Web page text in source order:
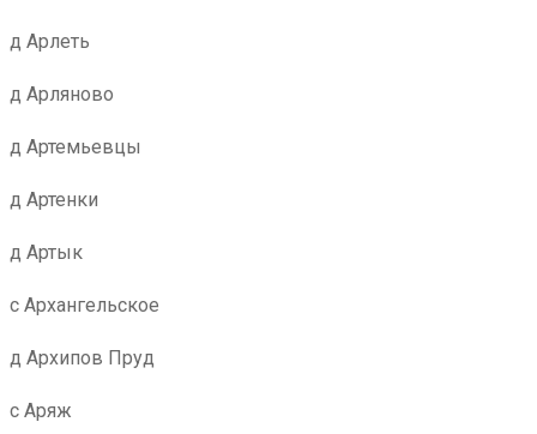
д Арлеть
д Арляново
д Артемьевцы
д Артенки
д Артык
с Архангельское
д Архипов Пруд
с Аряж